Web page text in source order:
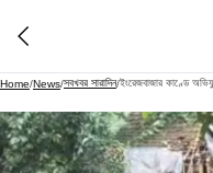
Home/News/সবখবর সারাদিন/ইংরেজবাজার কাণ্ডে